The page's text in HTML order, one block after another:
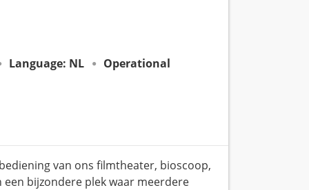
Language: NL Operational
van ons filmtheater, bioscoop,
een bijzondere plek waar meerdere